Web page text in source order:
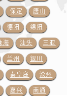
广东省广州市越秀区环市东路371-375号世界贸易中心大厦南塔15层1507室江诗丹顿售后服务中心（需提前预约）
广东省河源市源城区越王大道江诗丹顿售后服务中心（需提前预约）
广东省惠州市惠城区江北文昌一路7号华贸大厦1座30层3005室江诗丹顿售后服务中心（需提前预约）
广东省江门市蓬江区广场西路江诗丹顿售后服务中心（需提前预约）
广东省揭阳市榕城进贤门步行街江诗丹顿售后服务中心（需提前预约）
广东省茂名市电白区水东街道迎宾大道江诗丹顿售后服务中心（需提前预约）
广东省梅州市梅江区金燕大道江诗丹顿售后服务中心（需提前预约）
保定 唐山
德阳 绵阳
海 汕头 三亚
兰州 银川
秦皇岛 沧州
嘉兴 南通